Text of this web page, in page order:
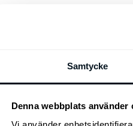
Samtycke
Denna webbplats använder
(235/55R19)
(LFA)